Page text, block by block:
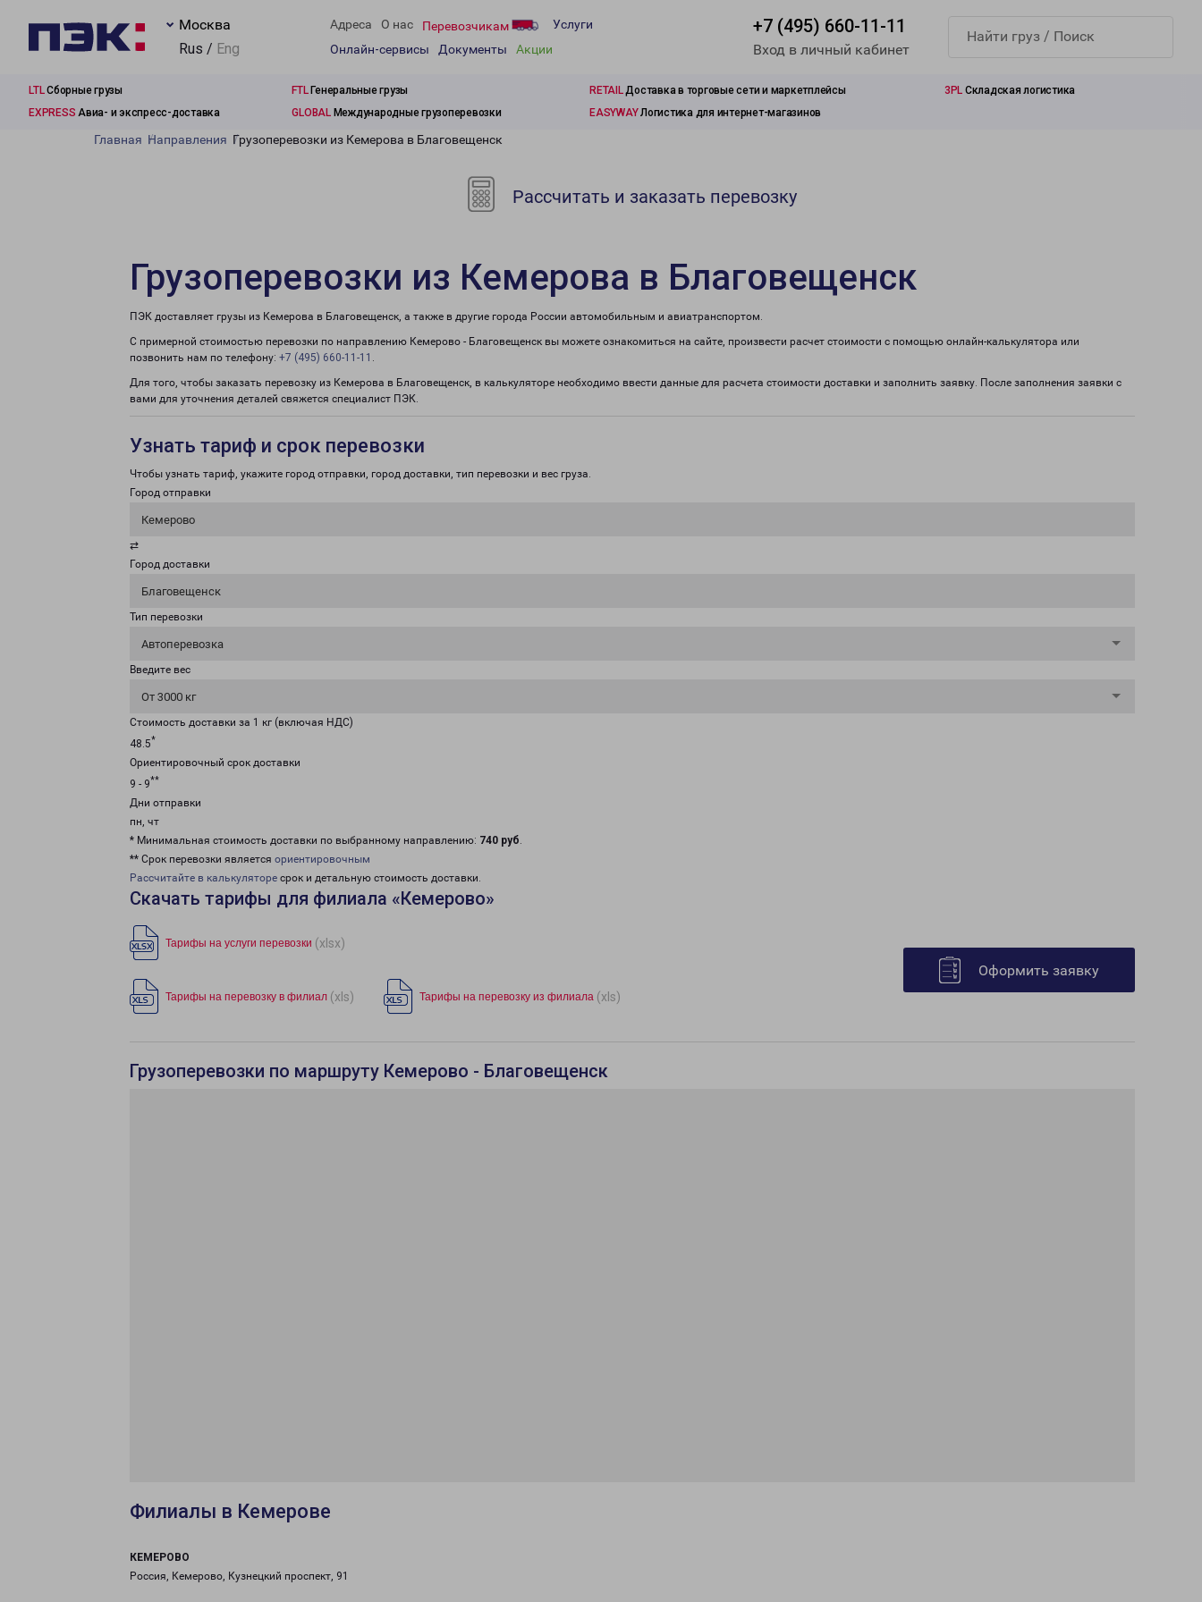
Москва
Rus / Eng
Адреса О нас Перевозчикам
Услуги
Онлайн-сервисы
Документы Акции
+7 (495) 660-11-11
Вход в личный кабинет
LTLСборные грузы FTLГенеральные грузы RETAILДоставка в торговые сети и маркетплейсы 3PL Складская логистика
EXPRESS Авиа- и экспресс-доставка GLOBALМеждународные грузоперевозки EASYWAYЛогистика для интернет-магазинов
Главная Направления Грузоперевозки из Кемерова в Благовещенск
Рассчитать и заказать перевозку
Грузоперевозки из Кемерова в Благовещенск
ПЭК доставляет грузы из Кемерова в Благовещенск, а также в другие города России автомобильным и авиатранспортом.
С примерной стоимостью перевозки по направлению Кемерово - Благовещенск вы можете ознакомиться на сайте, произвести расчет стоимости с помощью онлайн-калькулятора или
позвонить нам по телефону: +7 (495) 660-11-11 .
Для того, чтобы заказать перевозку из Кемерова в Благовещенск, в калькуляторе необходимо ввести данные для расчета стоимости доставки и заполнить заявку. После заполнения заявки с
вами для уточнения деталей свяжется специалист ПЭК.
Узнать тариф и срок перевозки
Чтобы узнать тариф, укажите город отправки, город доставки, тип перевозки и вес груза.
Город отправки
Кемерово
⇄
Город доставки
Благовещенск
Тип перевозки
Автоперевозка
Введите вес
От 3000 кг
Стоимость доставки за 1 кг (включая НДС)
48.5*
Ориентировочный срок доставки
9 - 9**
Дни отправки
пн, чт
* Минимальная стоимость доставки по выбранному направлению: 740 руб.
** Срок перевозки является ориентировочным
Рассчитайте в калькуляторе срок и детальную стоимость доставки.
Скачать тарифы для филиала «Кемерово»
Тарифы на услуги перевозки (xlsx)
Тарифы на перевозку в филиал (xls) Тарифы на перевозку из филиала (xls)
Оформить заявку
Грузоперевозки по маршруту Кемерово - Благовещенск
Филиалы в Кемерове
КЕМЕРОВО
Россия, Кемерово, Кузнецкий проспект, 91